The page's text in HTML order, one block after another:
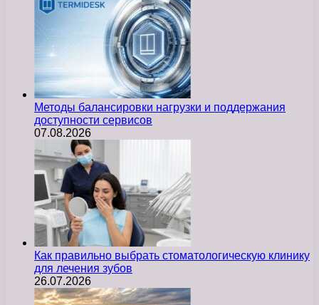
Методы балансировки нагрузки и поддержания
доступности сервисов
07.08.2026
Как правильно выбрать стоматологическую клинику
для лечения зубов
26.07.2026